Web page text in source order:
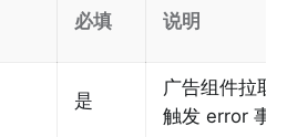
必填 说明
是
广告组件拉取
触发 error 事